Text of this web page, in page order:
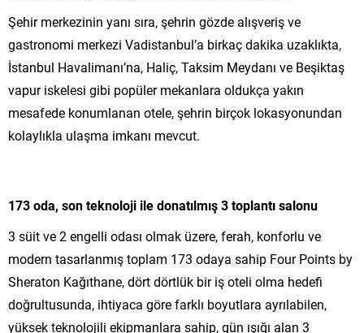
Şehir merkezinin yanı sıra, şehrin gözde alışveriş ve
gastronomi merkezi Vadistanbul’a birkaç dakika uzaklıkta,
İstanbul Havalimanı’na, Haliç, Taksim Meydanı ve Beşiktaş
vapur iskelesi gibi popüler mekanlara oldukça yakın
mesafede konumlanan otele, şehrin birçok lokasyonundan
kolaylıkla ulaşma imkanı mevcut.
173 oda, son teknoloji ile donatılmış 3 toplantı salonu
3 süit ve 2 engelli odası olmak üzere, ferah, konforlu ve
modern tasarlanmış toplam 173 odaya sahip Four Points by
Sheraton Kağıthane, dört dörtlük bir iş oteli olma hedefi
doğrultusunda, ihtiyaca göre farklı boyutlara ayrılabilen,
yüksek teknolojili ekipmanlara sahip, gün ışığı alan 3